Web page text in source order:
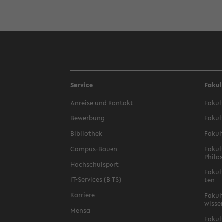
Service
An­rei­se und Kon­takt
Be­wer­bung
Bi­blio­thek
Campus-​Bauen
Hoch­schul­sport
IT-​Services (BITS)
Kar­rie­re
Mensa
ten